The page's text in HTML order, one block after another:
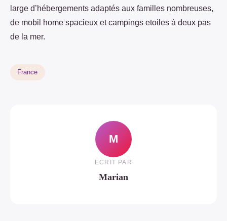
large d’hébergements adaptés aux familles nombreuses,
de mobil home spacieux et campings etoiles à deux pas
de la mer.
France
M
ECRIT PAR
Marian